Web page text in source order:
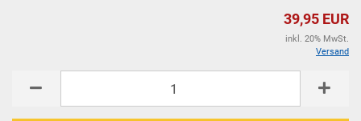
39,95 EUR
inkl. 20% MwSt.
Versand